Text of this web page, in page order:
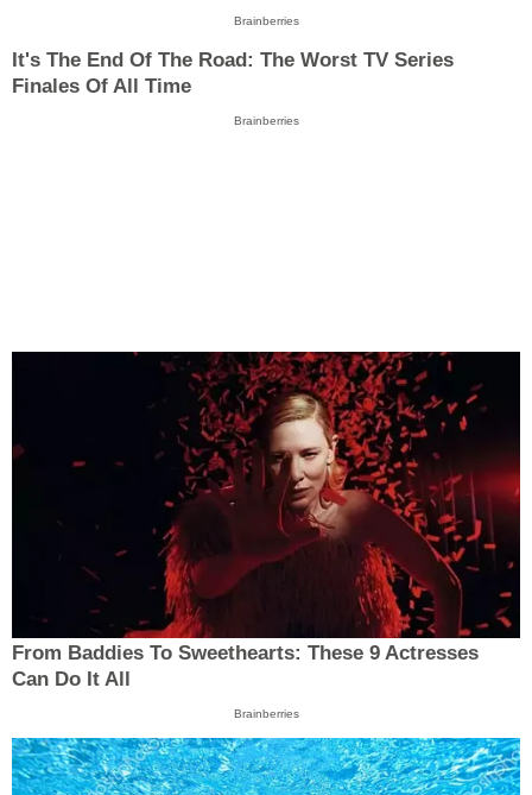
Brainberries
It's The End Of The Road: The Worst TV Series
Finales Of All Time
Brainberries
From Baddies To Sweethearts: These 9 Actresses
Can Do It All
Brainberries